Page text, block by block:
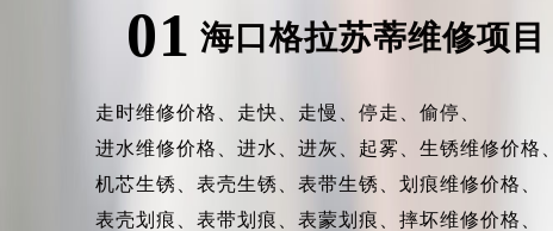
01 海口格拉苏蒂维修项目
走时维修价格、 走快、 走慢、停走、偷停、
进水维修价格、进水、进灰、 起雾、生锈维修价格、
机芯生锈、表壳生锈、表带生锈、划痕维修价格、
表壳划痕、表带划痕、表蒙划痕、摔坏维修价格、